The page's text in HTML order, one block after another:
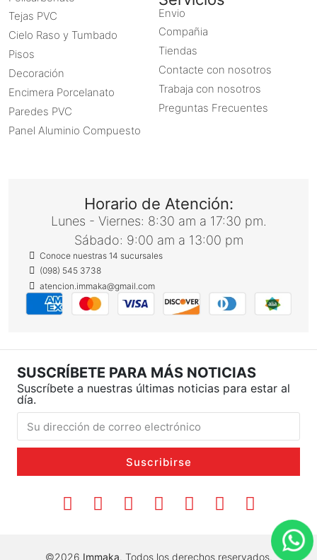
Tejas PVC
Cielo Raso y Tumbado
Pisos
Decoración
Encimera Porcelanato
Paredes PVC
Panel Aluminio Compuesto
Envio
Compañia
Tiendas
Contacte con nosotros
Trabaja con nosotros
Preguntas Frecuentes
Horario de Atención:
Lunes - Viernes: 8:30 am a 17:30 pm.
Sábado: 9:00 am a 13:00 pm
Conoce nuestras 14 sucursales
(098) 545 3738
atencion.immaka@gmail.com
SUSCRÍBETE PARA MÁS NOTICIAS
Suscríbete a nuestras últimas noticias para estar al
día.
Suscribirse
©2026 Immaka. Todos los derechos reservados.